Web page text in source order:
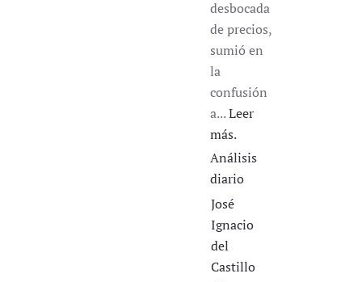
desbocada
de precios,
sumió en
la
confusión
a...Leer
más.
Análisis
diario
José
Ignacio
del
Castillo